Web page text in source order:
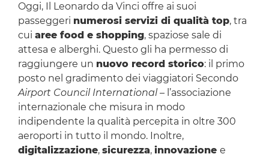
Oggi, Il Leonardo da Vinci offre ai suoi
passeggeri numerosi servizi di qualità top, tra
cui aree food e shopping, spaziose sale di
attesa e alberghi. Questo gli ha permesso di
raggiungere un nuovo record storico: il primo
posto nel gradimento dei viaggiatori Secondo
Airport Council International– l’associazione
internazionale che misura in modo
indipendente la qualità percepita in oltre 300
aeroporti in tutto il mondo. Inoltre,
digitalizzazione, sicurezza, innovazione e